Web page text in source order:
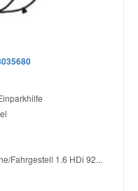
Fahrgestell 1.6 HDi 92...